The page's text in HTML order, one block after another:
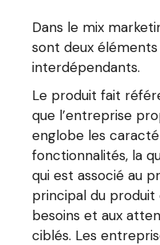
Dans le mix
sont deux
interdépendants.
Le produit fait
que l’entreprise
englobe les
fonctionnalités, la
qui est associé au
principal du
besoins et aux
ciblés. Les